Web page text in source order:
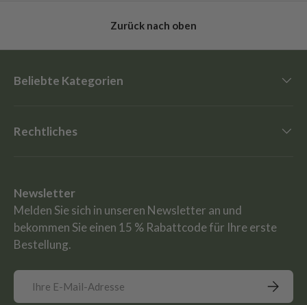
Zurück nach oben
Beliebte Kategorien
Rechtliches
Newsletter
Melden Sie sich in unseren Newsletter an und
bekommen Sie einen 15 % Rabattcode für Ihre erste
Bestellung.